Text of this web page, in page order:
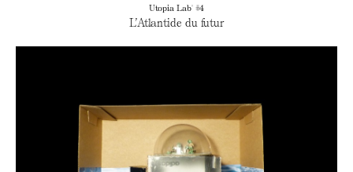
Utopia Lab' #4
L’Atlantide du futur